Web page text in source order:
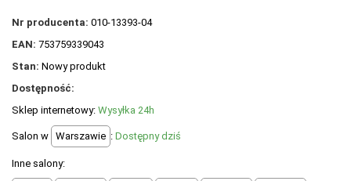
Nr producenta: 010-13393-04
EAN: 753759339043
Stan: Nowy produkt
Dostępność:
Sklep internetowy: Wysyłka 24h
Salon w Warszawie : Dostępny dziś
Inne salony: